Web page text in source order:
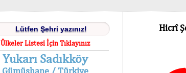
Ülkeler Listesi İçin Tıklayınız
Yukarı Sadıkköy
Gümüşhane / Türkiye
Hicrî